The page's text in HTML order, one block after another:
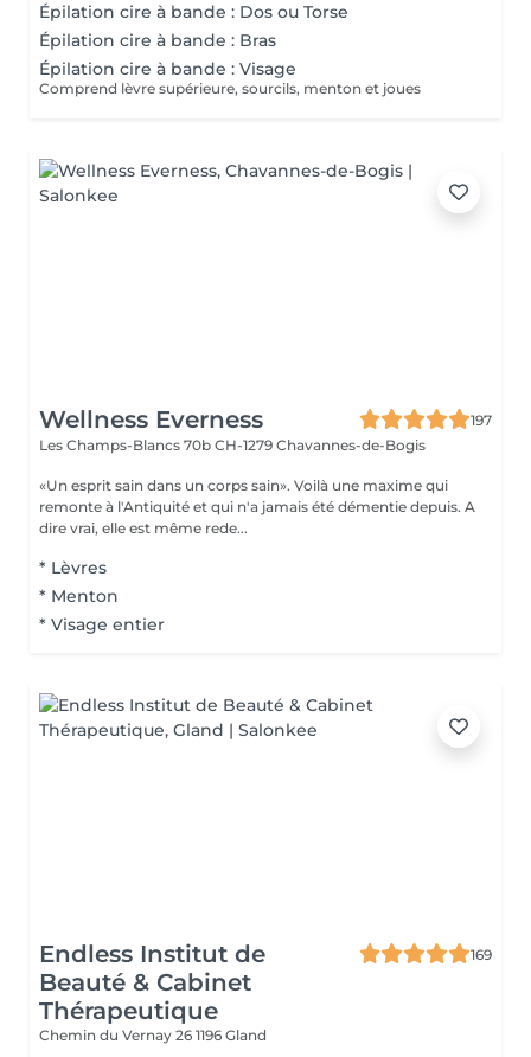
Épilation cire à bande : Dos ou Torse
Épilation cire à bande : Bras
Épilation cire à bande : Visage
Comprend lèvre supérieure, sourcils, menton et joues
Wellness Everness
197
Les Champs-Blancs 70b CH-1279 Chavannes-de-Bogis
«Un esprit sain dans un corps sain». Voilà une maxime qui
remonte à l'Antiquité et qui n'a jamais été démentie depuis. A
dire vrai, elle est même rede...
* Lèvres
* Menton
* Visage entier
Endless Institut de
Beauté & Cabinet
Thérapeutique
169
Chemin du Vernay 26 1196 Gland